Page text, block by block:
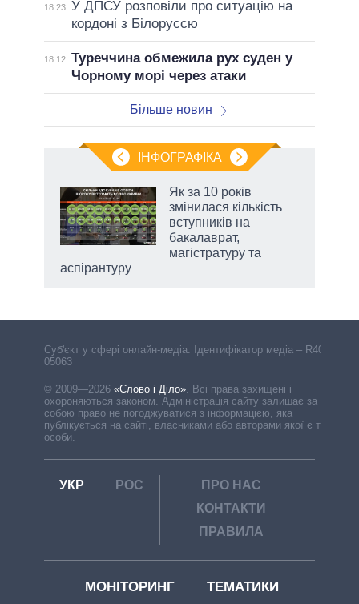
18:23 У ДПСУ розповіли про ситуацію на
кордоні з Білоруссю
18:12 Туреччина обмежила рух суден у
Чорному морі через атаки
Більше новин
ІНФОГРАФІКА
Як за 10 років
змінилася кількість
вступників на
бакалаврат,
магістратуру та
аспірантуру
Cуб'єкт у сфері онлайн-медіа. Ідентифікатор медіа – R40-
05063
© 2009—2026 «Слово і Діло». Всі права захищені і
охороняються законом. Адміністрація сайту залишає за
собою право не погоджуватися з інформацією, яка
публікується на сайті, власниками або авторами якої є треті
особи.
УКР РОС
ПРО НАС
КОНТАКТИ
ПРАВИЛА
МОНІТОРИНГ ТЕМАТИКИ